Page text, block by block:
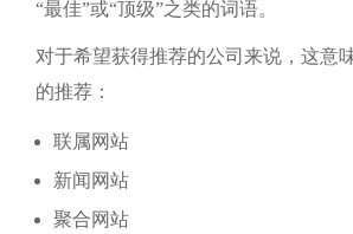
“最佳”或“顶级”之类的词语。
对于希望获得推荐的公司来说，这意
的推荐：
联属网站
新闻网站
聚合网站